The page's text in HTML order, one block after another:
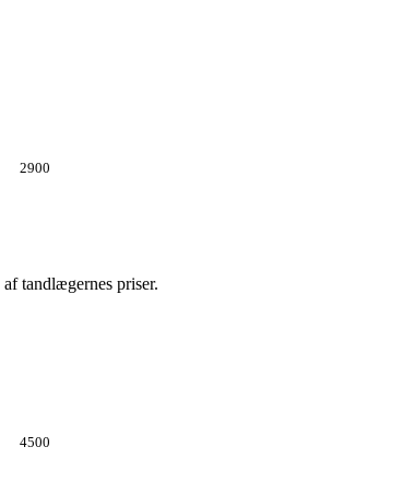
2900
af tandlægernes priser.
4500